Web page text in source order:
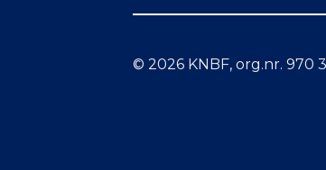
© 2026 KNBF, org.nr. 970